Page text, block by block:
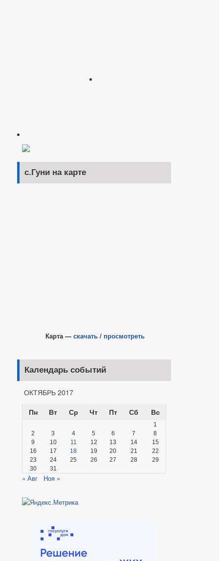
с.Гуни на карте
Карта — скачать / просмотреть
Календарь событий
ОКТЯБРЬ 2017
Пн
Вт Ср Чт Пт Сб Вс
1
2
3 4 5 6 7
8
9
10 11 12 13 14
15
16
17 18 19 20 21
22
23
24 25 26 27 28
29
30
31
« Авг Ноя »